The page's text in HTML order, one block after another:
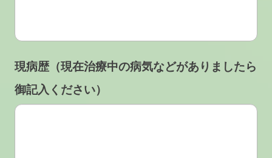
現病歴（現在治療中の病気などがありましたら
御記入ください）